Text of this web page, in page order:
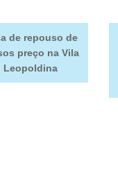
de repouso de
preço na Vila
Leopoldina